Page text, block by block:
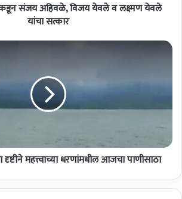
संजय अहिवळे, विजय येवले व लक्ष्मण येवले
यांचा सत्कार
महत्त्वाच्या धरणांमधील आजचा पाणीसाठा